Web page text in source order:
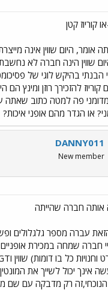
קוריוז קטן
היום שווין אינה
שווין הינה חברה לא
בהיקש לוגי של
להזכירך רוזן ומינץ
פה למטה כתוב שאתה
או הגדר מהם אופני איכות?
DANNY011
New member
אותה חברה שהייתה
עברה מספר גלגלולים
חברה שמחה במכירת אופניים
אינך יכול לשייך את
הנוכחי,זה רק מדבקה עם שם